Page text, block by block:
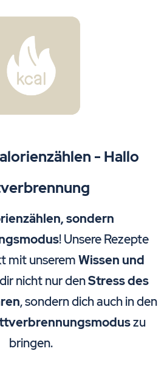
- Hallo
sondern
! Unsere Rezepte
mit unseremWissen und
nicht nur denStress des
, sondern dich auch in den
zu
bringen.